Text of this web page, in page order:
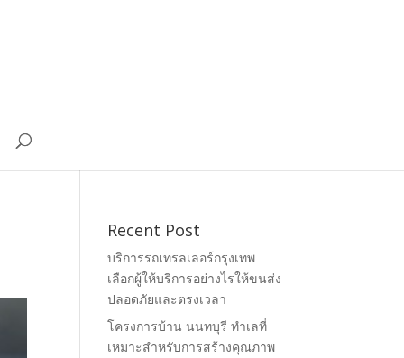
Recent Post
บริการรถเทรลเลอร์กรุงเทพ
เลือกผู้ให้บริการอย่างไรให้ขนส่ง
ปลอดภัยและตรงเวลา
โครงการบ้าน นนทบุรี ทำเลที่
เหมาะสำหรับการสร้างคุณภาพ